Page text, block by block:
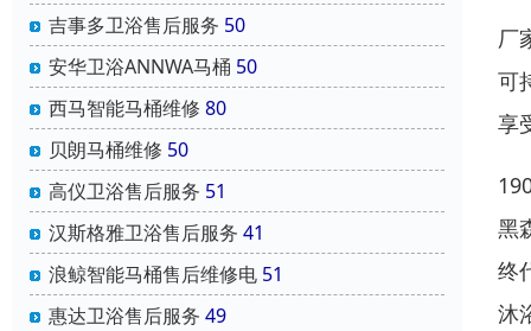
吉事多卫浴售后服务 50
安华卫浴ANNWA马桶 50
西马智能马桶维修 80
贝朗马桶维修 50
高仪卫浴售后服务 51
汉斯格雅卫浴售后服务 41
浪鲸智能马桶售后维修电 51
惠达卫浴售后服务 49
厂
可
享
黑
终
沐